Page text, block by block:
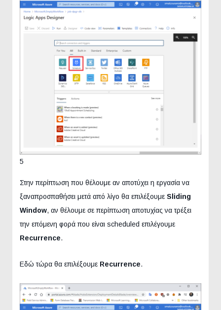
5
Στην περίπτωση που θέλουμε αν αποτύχει η εργασία να
ξαναπροσπαθήσει μετά από λίγο θα επιλέξουμε Sliding
Window, αν θέλουμε σε περίπτωση αποτυχίας να τρέξει
την επόμενη φορά που είναι scheduled επιλέγουμε
Recurrence.
Εδώ τώρα θα επιλέξουμε Recurrence.